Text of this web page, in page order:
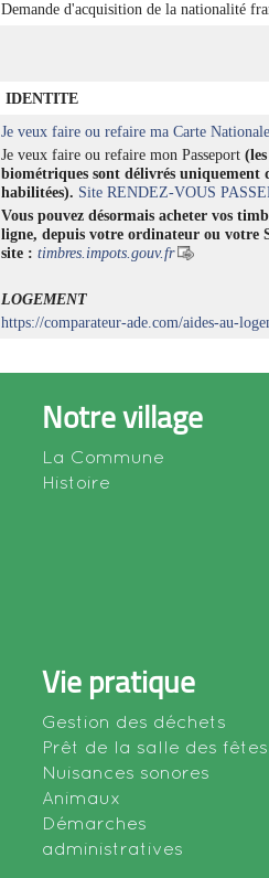
Demande d'acquisition de la nationalité
IDENTITE
Je veux faire ou refaire ma Carte
Je veux faire ou refaire mon Passeport
biométriques sont délivrés uniquement
habilitées). Site RENDEZ-VOUS
Vous pouvez désormais acheter vos
ligne, depuis votre ordinateur ou votre
site : timbres.impots.gouv.fr
LOGEMENT
https://comparateur-ade.com/aides-au-
Notre village
La Commune
Histoire
Vie pratique
Gestion des déchets
Prêt de la salle des fêtes
Nuisances sonores
Animaux
Démarches
administratives